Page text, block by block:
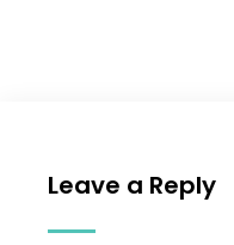
Leave a Reply